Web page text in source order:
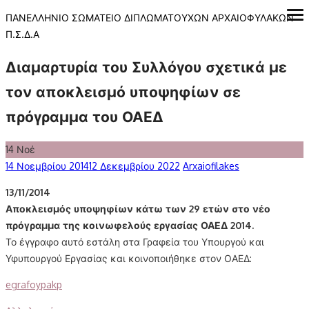
Skip
to
ΠΑΝΕΛΛΗΝΙΟ ΣΩΜΑΤΕΙΟ ΔΙΠΛΩΜΑΤΟΥΧΩΝ ΑΡΧΑΙΟΦΥΛΑΚΩΝ
Π.Σ.Δ.Α
Διαμαρτυρία του Συλλόγου σχετικά με
τον αποκλεισμό υποψηφίων σε
πρόγραμμα του ΟΑΕΔ
14 Νοέ
Posted
14 Νοεμβρίου 201412 Δεκεμβρίου 2022 Author
Arxaiofilakes
13/11/2014
Αποκλεισμός υποψηφίων κάτω των 29 ετών στο νέο
πρόγραμμα της κοινωφελούς εργασίας ΟΑΕΔ 2014.
Το έγγραφο αυτό εστάλη στα Γραφεία του Υπουργού και
Υφυπουργού Εργασίας και κοινοποιήθηκε στον ΟΑΕΔ:
egrafoypakp